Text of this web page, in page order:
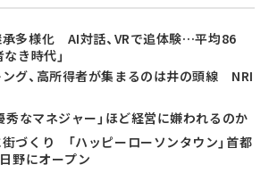
多様化 AI対話、VRで追体験…平均86
き時代」
グ、高所得者が集まるのは井の頭線 NRI
秀なマネジャー」ほど経営に嫌われるのか
づくり 「ハッピーローソンタウン」首都
野にオープン